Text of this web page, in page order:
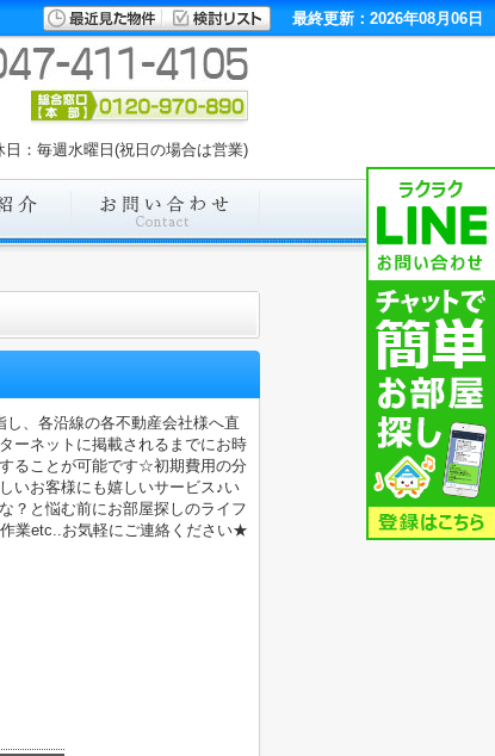
最終更新：2026年08月06日
：毎週水曜日(祝日の場合は営業)
、各沿線の各不動産会社様へ直
ーネットに掲載されるまでにお時
ることが可能です☆初期費用の分
いお客様にも嬉しいサービス♪い
？と悩む前にお部屋探しのライフ
業etc..お気軽にご連絡ください★